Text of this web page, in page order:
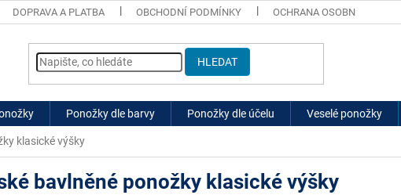
DOPRAVA A PLATBA OBCHODNÍ PODMÍNKY OCHRANA OSOBNÍCH ÚDAJŮ
HLEDAT
Ponožky dle barvy Ponožky dle účelu Veselé ponožky
klasické výšky
bavlněné ponožky klasické výšky